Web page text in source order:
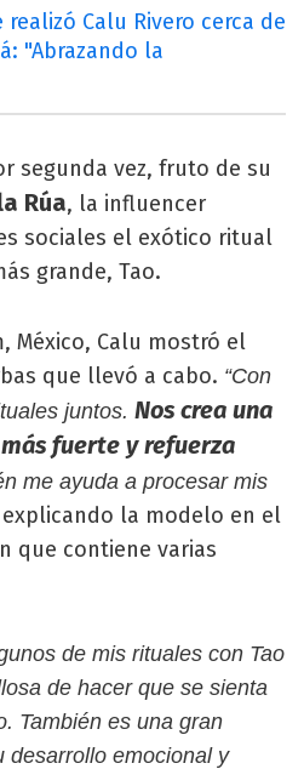
Calu Rivero cerca de
"Abrazando la
segunda vez, fruto de su
Rúa, la influencer
sociales el exótico ritual
grande, Tao.
México, Calu mostró el
que llevó a cabo. “Con
juntos. Nos crea una
fuerte y refuerza
me ayuda a procesar mis
la modelo en el
que contiene varias
de mis rituales con Tao
de hacer que se sienta
También es una gran
desarrollo emocional y